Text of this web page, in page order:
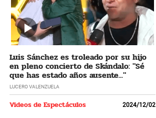
Luis Sánchez es troleado por su hijo
en pleno concierto de Skándalo: "Sé
que has estado años ausente..."
LUCERO VALENZUELA
Videos de Espectáculos 2024/12/02